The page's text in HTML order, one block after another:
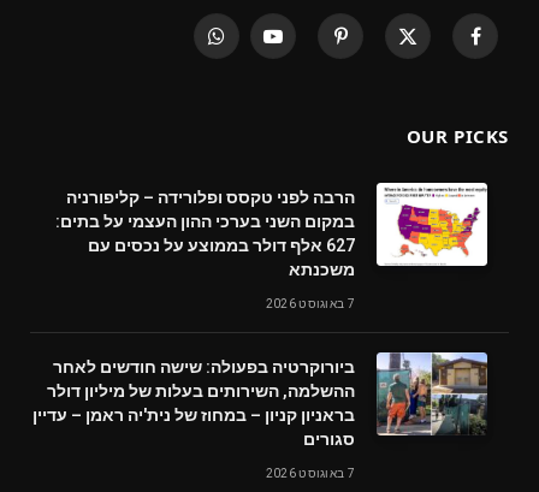
Facebook
X
Pinterest
YouTube
WhatsApp
OUR PICKS
הרבה לפני טקסס ופלורידה – קליפורניה
במקום השני בערכי ההון העצמי על בתים:
627 אלף דולר בממוצע על נכסים עם
משכנתא
7 באוגוסט 2026
ביורוקרטיה בפעולה: שישה חודשים לאחר
ההשלמה, השירותים בעלות של מיליון דולר
בראניון קניון – במחוז של נית'יה ראמן – עדיין
סגורים
7 באוגוסט 2026